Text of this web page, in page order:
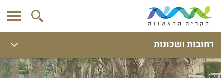
רחובות ושכונות